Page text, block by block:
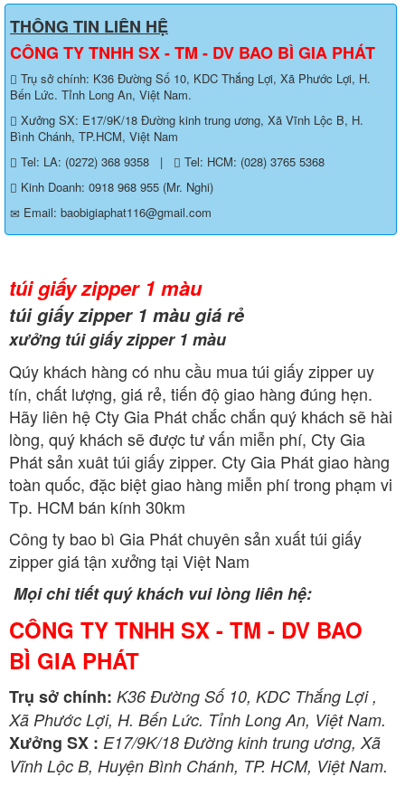
THÔNG TIN LIÊN HỆ
CÔNG TY TNHH SX - TM - DV BAO BÌ GIA PHÁT
Trụ sở chính: K36 Đường Số 10, KDC Thắng Lợi, Xã Phước Lợi, H.
Bến Lức. Tỉnh Long An, Việt Nam.
Xưởng SX: E17/9K/18 Đường kinh trung ương, Xã Vĩnh Lộc B, H.
Bình Chánh, TP.HCM, Việt Nam
Tel: LA: (0272) 368 9358 |
Tel: HCM: (028) 3765 5368
Kinh Doanh: 0918 968 955 (Mr. Nghi)
Email: baobigiaphat116@gmail.com
túi giấy zipper 1 màu
túi giấy zipper 1 màu giá rẻ
xưởng túi giấy zipper 1 màu
Qúy khách hàng có nhu cầu mua túi giấy zipper uy
tín, chất lượng, giá rẻ, tiến độ giao hàng đúng hẹn.
Hãy liên hệ Cty Gia Phát chắc chắn quý khách sẽ hài
lòng, quý khách sẽ được tư vấn miễn phí, Cty Gia
Phát sản xuât túi giấy zipper. Cty Gia Phát giao hàng
toàn quốc, đặc biệt giao hàng miễn phí trong phạm vi
Tp. HCM bán kính 30km
Công ty bao bì Gia Phát chuyên sản xuất túi giấy
zipper giá tận xưởng tại Việt Nam
Mọi chi tiết quý khách vui lòng liên hệ:
CÔNG TY TNHH SX - TM - DV BAO
BÌ GIA PHÁT
Trụ sở chính: K36 Đường Số 10, KDC Thắng Lợi ,
Xã Phước Lợi, H. Bến Lức. Tỉnh Long An, Việt Nam.
Xưởng SX : E17/9K/18 Đường kinh trung ương, Xã
Vĩnh Lộc B, Huyện Bình Chánh, TP. HCM, Việt Nam.